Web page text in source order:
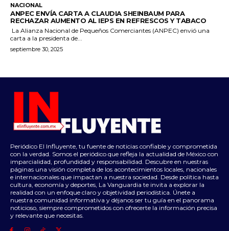
NACIONAL
ANPEC ENVÍA CARTA A CLAUDIA SHEINBAUM PARA
RECHAZAR AUMENTO AL IEPS EN REFRESCOS Y TABACO
La Alianza Nacional de Pequeños Comerciantes (ANPEC) envió una
carta a la presidenta de...
septiembre 30, 2025
Periódico El Influyente, tu fuente de noticias confiable y comprometida
con la verdad. Somos el periódico que refleja la actualidad de México con
imparcialidad, profundidad y responsabilidad. Descubre en nuestras
páginas una visión completa de los acontecimientos locales, nacionales
e internacionales que impactan a nuestra sociedad. Desde política hasta
cultura, economía y deportes, La Vanguardia te invita a explorar la
realidad con un enfoque claro y objetividad periodística. Únete a
nuestra comunidad informativa y déjanos ser tu guía en el panorama
noticioso, siempre comprometidos con ofrecerte la información precisa
y relevante que necesitas.